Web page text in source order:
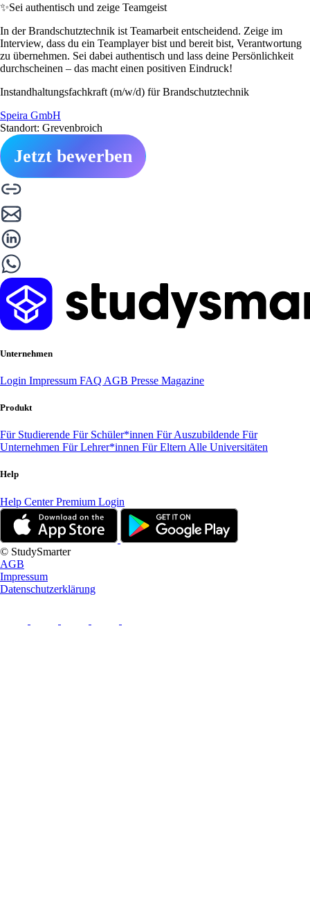
✨Sei authentisch und zeige Teamgeist
In der Brandschutztechnik ist Teamarbeit entscheidend. Zeige im
Interview, dass du ein Teamplayer bist und bereit bist, Verantwortung
zu übernehmen. Sei dabei authentisch und lass deine Persönlichkeit
durchscheinen – das macht einen positiven Eindruck!
Instandhaltungsfachkraft (m/w/d) für Brandschutztechnik
Speira GmbH
Standort: Grevenbroich
Jetzt bewerben
Unternehmen
Login Impressum FAQ AGB Presse Magazine
Produkt
Für Studierende Für Schüler*innen Für Auszubildende Für
Unternehmen Für Lehrer*innen Für Eltern Alle Universitäten
Help
Help CenterPremium Login
© StudySmarter
AGB
Impressum
Datenschutzerklärung